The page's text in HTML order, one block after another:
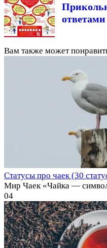
Вам также может
Статусы про чаек (30
Мир Чаек «Чайка —
04